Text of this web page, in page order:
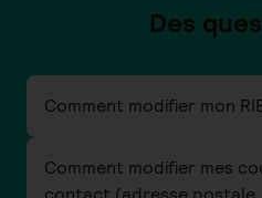
Des
Comment modifier mon
Comment modifier mes